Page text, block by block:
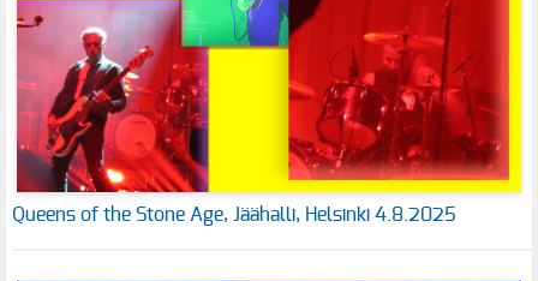
Queens of the Stone Age, Jäähalli, Helsinki 4.8.2025